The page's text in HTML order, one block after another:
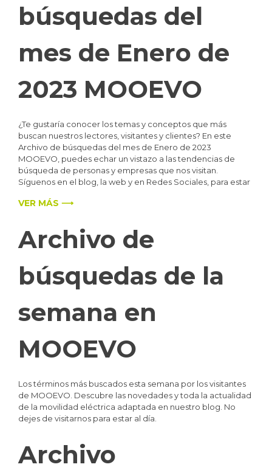
búsquedas del
mes de Enero de
2023 MOOEVO
¿Te gustaría conocer los temas y conceptos que más
buscan nuestros lectores, visitantes y clientes? En este
Archivo de búsquedas del mes de Enero de 2023
MOOEVO, puedes echar un vistazo a las tendencias de
búsqueda de personas y empresas que nos visitan.
Síguenos en el blog, la web y en Redes Sociales, para estar
VER MÁS ⟶
Archivo de
búsquedas de la
semana en
MOOEVO
Los términos más buscados esta semana por los visitantes
de MOOEVO. Descubre las novedades y toda la actualidad
de la movilidad eléctrica adaptada en nuestro blog. No
dejes de visitarnos para estar al día.
Archivo